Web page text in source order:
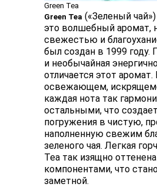
Green Tea
Green Tea («Зеленый
это волшебный аромат,
свежестью и
был создан в 1999 году.
и необычайная
отличается этот
освежающем,
каждая нота так
остальными, что
погружения в чистую,
наполненную свежим
зеленого чая. Легкая
Tea так изящно
компонентами, что
заметной.